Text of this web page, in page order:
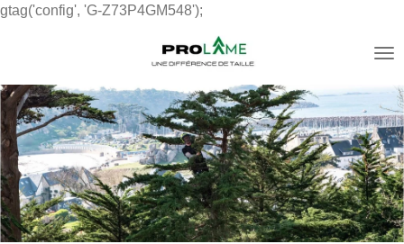
gtag('config', 'G-Z73P4GM548');
Passer
principal